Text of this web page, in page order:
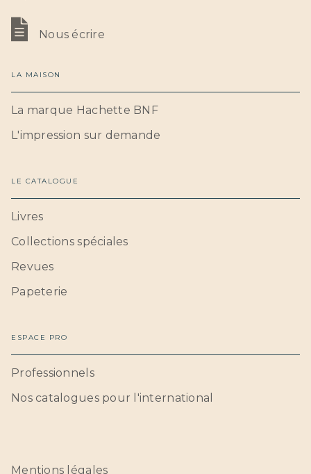
Nous écrire
LA MAISON
La marque Hachette BNF
L'impression sur demande
LE CATALOGUE
Livres
Collections spéciales
Revues
Papeterie
ESPACE PRO
Professionnels
Nos catalogues pour l'international
Mentions légales